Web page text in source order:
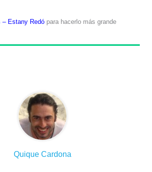
– Estany Redópara hacerlo más grande
Quique Cardona